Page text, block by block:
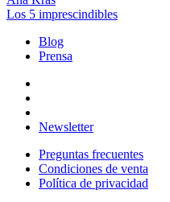
Los 5 imprescindibles
Blog
Prensa
Newsletter
Preguntas frecuentes
Condiciones de venta
Política de privacidad